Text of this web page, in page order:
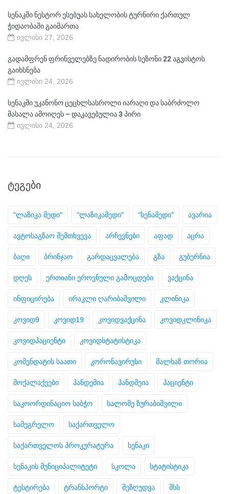
სენაკში ნესტორ ესებუას სახელობის ტურნირი ქართულ
ჭიდაობაში გაიმართა
ივლისი 27, 2026
გადამფრენ ფრინველებზე ნადირობის სეზონი 22 აგვისტოს
გაიხსნება
ივლისი 24, 2026
სენაკში უკანონო ცეცხლსასროლი იარაღი და საბრძოლო
მასალა ამოიღეს – დაკავებულია 3 პირი
ივლისი 24, 2026
ᲢᲔᲒᲔᲑᲘ
"ლაზიკა მედი" "ლაზიკამედი" "სენამედი" ავარია
ავტოსაგზაო შემთხვევა არჩევნები აფად აცრა
ბაღი ბრინჯაო გარდაცვალება გზა გუბერნია
დღეს ერთიანი ეროვნული გამოცდები ვაქცინა
ინფიცირება ირაკლი ღარიბაშვილი კლინიკა
კოვიდ9 კოვიდ19 კოვიდვაქცინა კოვიდკლინიკა
კოვიდპაციენტი კოვიდსტატისტიკა
კომენდატის საათი კორონავირუსი მალხაზ თორია
მოქალაქეები პანდემია პანდმეია პაციენტი
საკოორდინაციო საბჭო სალომე ზურაბიშვილი
სამეგრელო საქართველო
საქართველოს პროკურატურა სენაკი
სენაკის მუნიციპალიტეტი სკოლა სტატისტიკა
ტესტირება ტრანსპორტი შეზღუდვა შსს